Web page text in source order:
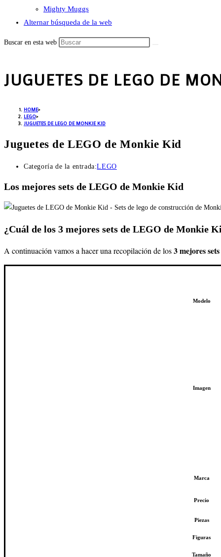
Mighty Muggs
Alternar búsqueda de la web
Buscar en esta web
JUGUETES DE LEGO DE
HOME>
LEGO>
JUGUETES DE LEGO DE MONKIE KID
Juguetes de LEGO de Monkie Kid
Categoría de la entrada:LEGO
Los mejores sets de LEGO de Monkie Kid
¿Cuál de los 3 mejores sets de LEGO de Monkie
A continuación vamos a hacer una recopilación de los3 mejores
Modelo
Imagen
Marca
Precio
Piezas
Figuras
Tamaño